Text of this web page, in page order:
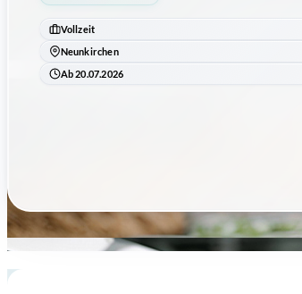
Vollzeit
Neunkirchen
Ab 20.07.2026